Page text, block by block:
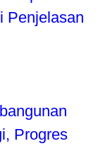
Penjelasan
Progres